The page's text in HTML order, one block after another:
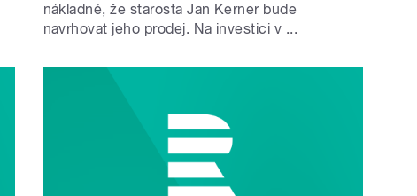
nákladné, že starosta Jan Kerner bude
navrhovat jeho prodej. Na investici v ...